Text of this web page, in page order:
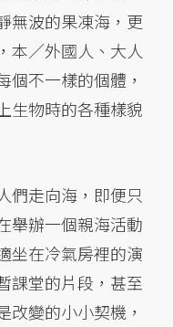
無波的果凍海，更
本／外國人、大人
不一樣的個體，
生物時的各種樣貌
們走向海，即便只
舉辦一個親海活動
坐在冷氣房裡的演
課堂的片段，甚至
改變的小小契機，